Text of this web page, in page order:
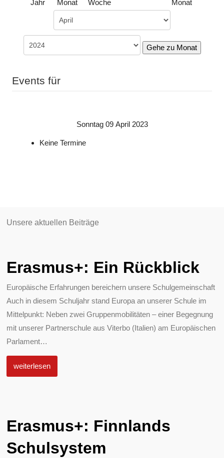
Jahr
Monat
Woche
Monat
Gehe zu Monat
Events für
Sonntag 09 April 2023
Keine Termine
Unsere aktuellen Beiträge
Erasmus+: Ein Rückblick
Europäische Erfahrungen bereichern unsere Schulgemeinschaft
Auch in diesem Schuljahr stand Europa an unserer Schule im
Mittelpunkt: Neben zwei Gruppenmobilitäten – einer Begegnung
mit unserer Partnerschule aus Viterbo (Italien) am Europäischen
Parlament…
weiterlesen
Erasmus+: Finnlands
Schulsystem